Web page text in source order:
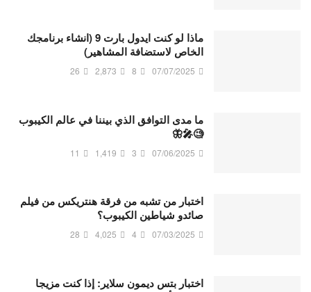
ماذا لو كنت ايدول بارت 9 (انشاء برنامجك
الخاص لاستضافة المشاهير)
07/07/2025
8
2,873
26
ما مدى التوافق الذي بيننا في عالم الكيبوب
🧐🎤🦋
07/06/2025
3
1,419
11
اختبار من تشبه من فرقة هنتريكس من فيلم
صائدو شياطين الكيبوب؟
07/03/2025
4
4,025
28
اختبار بتس ديمون سلاير: إذا كنت مزيجا